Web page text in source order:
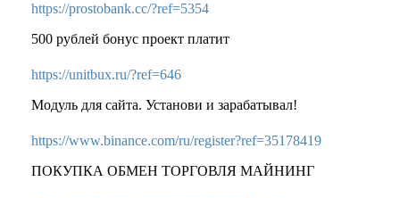
https://prostobank.cc/?ref=5354
500 рублей бонус проект платит
https://unitbux.ru/?ref=646
Модуль для сайта. Установи и зарабатывал!
https://www.binance.com/ru/register?ref=35178419
ПОКУПКА ОБМЕН ТОРГОВЛЯ МАЙНИНГ